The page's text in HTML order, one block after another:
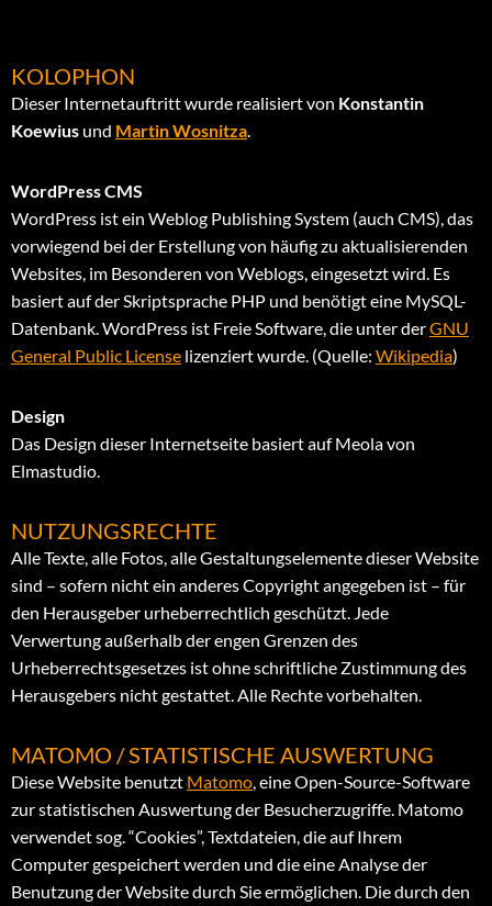
KOLOPHON
Dieser Internetauftritt wurde realisiert von Konstantin
Koewius und Martin Wosnitza.
WordPress CMS
WordPress ist ein Weblog Publishing System (auch CMS), das
vorwiegend bei der Erstellung von häufig zu aktualisierenden
Websites, im Besonderen von Weblogs, eingesetzt wird. Es
basiert auf der Skriptsprache PHP und benötigt eine MySQL-
Datenbank. WordPress ist Freie Software, die unter derGNU
General Public License lizenziert wurde. (Quelle: Wikipedia)
Design
Das Design dieser Internetseite basiert auf Meola von
Elmastudio.
NUTZUNGSRECHTE
Alle Texte, alle Fotos, alle Gestaltungselemente dieser Website
sind – sofern nicht ein anderes Copyright angegeben ist – für
den Herausgeber urheberrechtlich geschützt. Jede
Verwertung außerhalb der engen Grenzen des
Urheberrechtsgesetzes ist ohne schriftliche Zustimmung des
Herausgebers nicht gestattet. Alle Rechte vorbehalten.
MATOMO / STATISTISCHE AUSWERTUNG
Diese Website benutzt Matomo, eine Open-Source-Software
zur statistischen Auswertung der Besucherzugriffe. Matomo
verwendet sog. “Cookies”, Textdateien, die auf Ihrem
Computer gespeichert werden und die eine Analyse der
Benutzung der Website durch Sie ermöglichen. Die durch den